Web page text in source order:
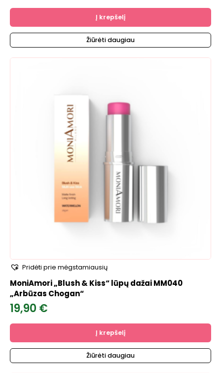
Į krepšelį
Žiūrėti daugiau
Pridėti prie mėgstamiausių
MoniAmori „Blush & Kiss“ lūpų dažai MM040
„Arbūzas Chogan“
19,90 €
Į krepšelį
Žiūrėti daugiau